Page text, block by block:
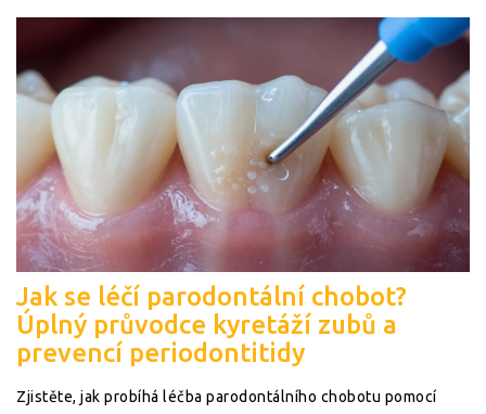
Jak se léčí parodontální chobot?
Úplný průvodce kyretáží zubů a
prevencí periodontitidy
Zjistěte, jak probíhá léčba parodontálního chobotu pomocí